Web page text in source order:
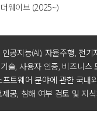
웨이브 (2025~)
인공지능(AI), 자율주행, 전
술, 사용자 인증, 비즈니스
프트웨어 분야에 관한 국내
제공, 침해 여부 검토 및 지